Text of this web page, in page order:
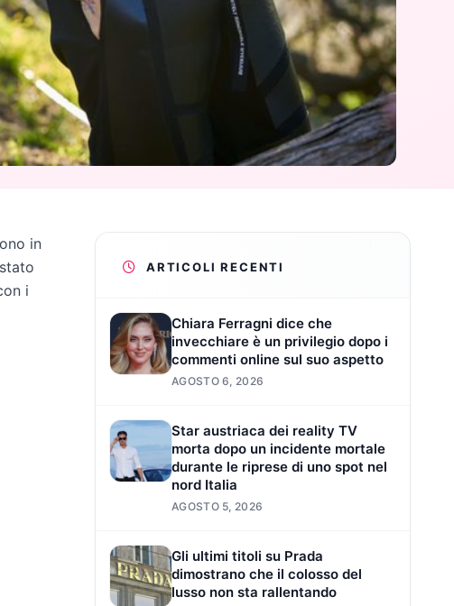
in
i
ARTICOLI RECENTI
Chiara Ferragni dice che
invecchiare è un privilegio dopo i
commenti online sul suo aspetto
AGOSTO 6, 2026
Star austriaca dei reality TV
morta dopo un incidente mortale
durante le riprese di uno spot nel
nord Italia
AGOSTO 5, 2026
Gli ultimi titoli su Prada
dimostrano che il colosso del
lusso non sta rallentando